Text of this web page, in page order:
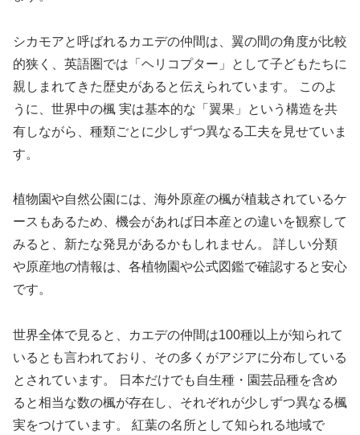
シカモアと呼ばれるカエデの仲間は、翼の間の角度が比較
的狭く、英語圏では「ヘリコプター」として子どもたちに
親しまれてきた歴史があると伝えられています。 このよ
うに、世界中の楓 実は基本的な「翼果」という構造を共
有しながら、種類ごとに少しずつ異なる工夫を見せていま
す。
植物園や自然公園には、海外原産の楓が植栽されているケ
ースもあるため、機会があれば日本産との違いを観察して
みると、新たな発見があるかもしれません。 詳しい分類
や原産地の情報は、各植物園や公式図鑑で確認すると安心
です。
世界全体で見ると、カエデの仲間は100種以上が知られて
いるとも言われており、その多くがアジアに分布している
とされています。 日本だけでも自生種・園芸品種を含め
ると相当な数の楓が存在し、それぞれが少しずつ異なる楓
実をつけています。 紅葉の名所として知られる地域で